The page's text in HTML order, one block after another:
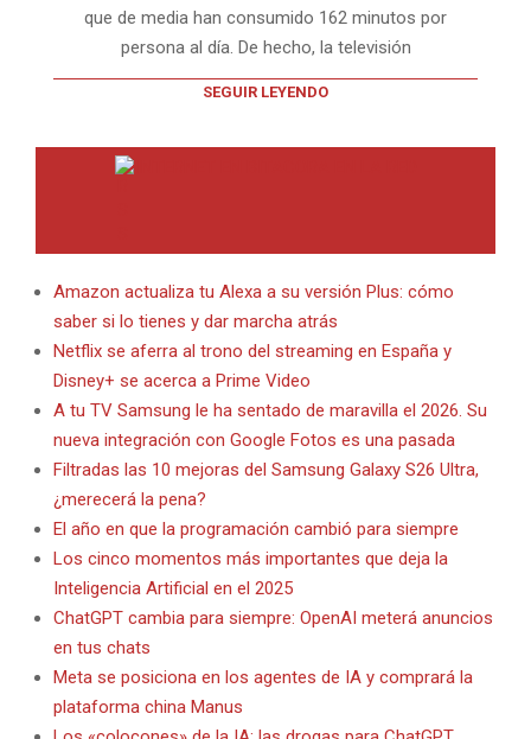
que de media han consumido 162 minutos por
persona al día. De hecho, la televisión
SEGUIR LEYENDO
Amazon actualiza tu Alexa a su versión Plus: cómo
saber si lo tienes y dar marcha atrás
Netflix se aferra al trono del streaming en España y
Disney+ se acerca a Prime Video
A tu TV Samsung le ha sentado de maravilla el 2026. Su
nueva integración con Google Fotos es una pasada
Filtradas las 10 mejoras del Samsung Galaxy S26 Ultra,
¿merecerá la pena?
El año en que la programación cambió para siempre
Los cinco momentos más importantes que deja la
Inteligencia Artificial en el 2025
ChatGPT cambia para siempre: OpenAI meterá anuncios
en tus chats
Meta se posiciona en los agentes de IA y comprará la
plataforma china Manus